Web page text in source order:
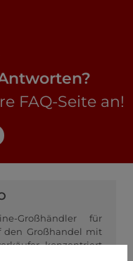
FAQ-Seite an!
Großhändler für
den Großhandel mit
konzentriert